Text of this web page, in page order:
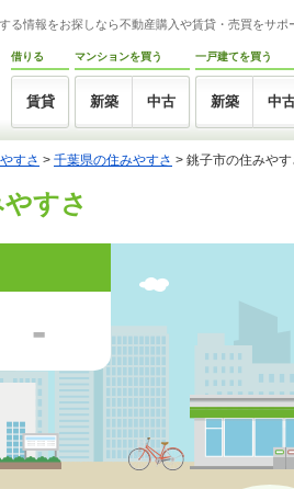
る情報をお探しなら不動産購入や賃貸・売買をサ
借りる
賃貸
マンションを買う
新築 中古
一戸建てを買う
新築 中
すさ > 千葉県の住みやすさ > 銚子市の住みやす
すさ
-